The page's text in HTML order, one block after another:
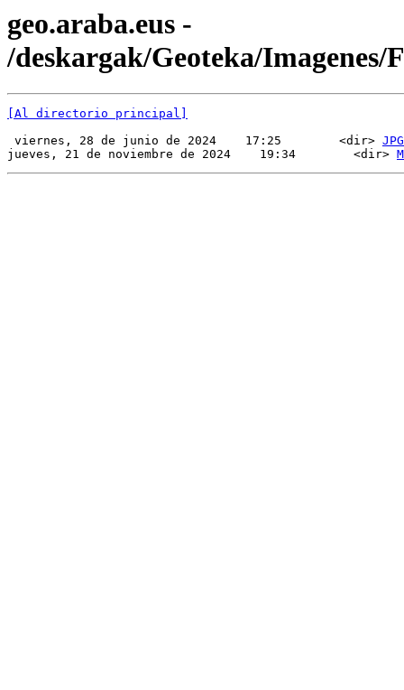
geo.araba.eus -
/deskargak/Geoteka/Imagenes/
[Al directorio principal]
viernes, 28 de junio de 2024    17:25        <dir> JPG
jueves, 21 de noviembre de 2024    19:34        <dir>